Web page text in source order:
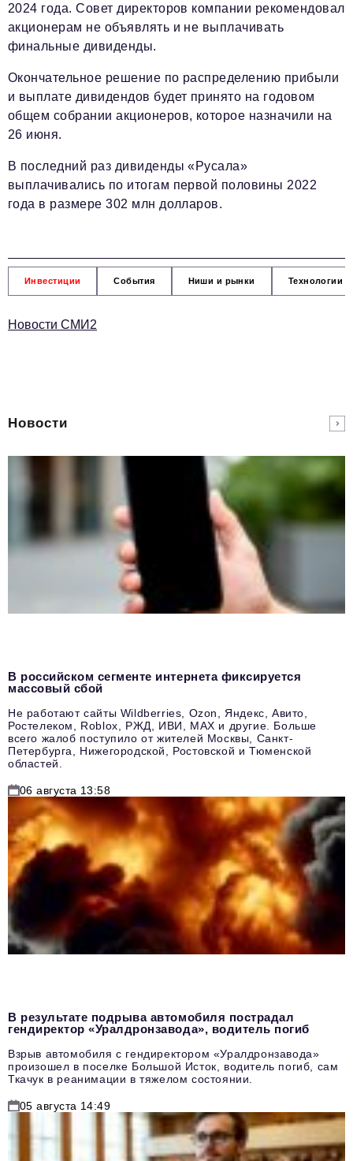
2024 года. Совет директоров компании рекомендовал
акционерам не объявлять и не выплачивать
финальные дивиденды.
Окончательное решение по распределению прибыли
и выплате дивидендов будет принято на годовом
общем собрании акционеров, которое назначили на
26 июня.
В последний раз дивиденды «Русала»
выплачивались по итогам первой половины 2022
года в размере 302 млн долларов.
Инвестиции События Ниши и рынки Технологии
Новости СМИ2
Новости
В российском сегменте интернета фиксируется
массовый сбой
Не работают сайты Wildberries, Ozon, Яндекс, Авито,
Ростелеком, Roblox, РЖД, ИВИ, MAX и другие. Больше
всего жалоб поступило от жителей Москвы, Санкт-
Петербурга, Нижегородской, Ростовской и Тюменской
областей.
06 августа 13:58
В результате подрыва автомобиля пострадал
гендиректор «Уралдронзавода», водитель погиб
Взрыв автомобиля с гендиректором «Уралдронзавода»
произошел в поселке Большой Исток, водитель погиб, сам
Ткачук в реанимации в тяжелом состоянии.
05 августа 14:49